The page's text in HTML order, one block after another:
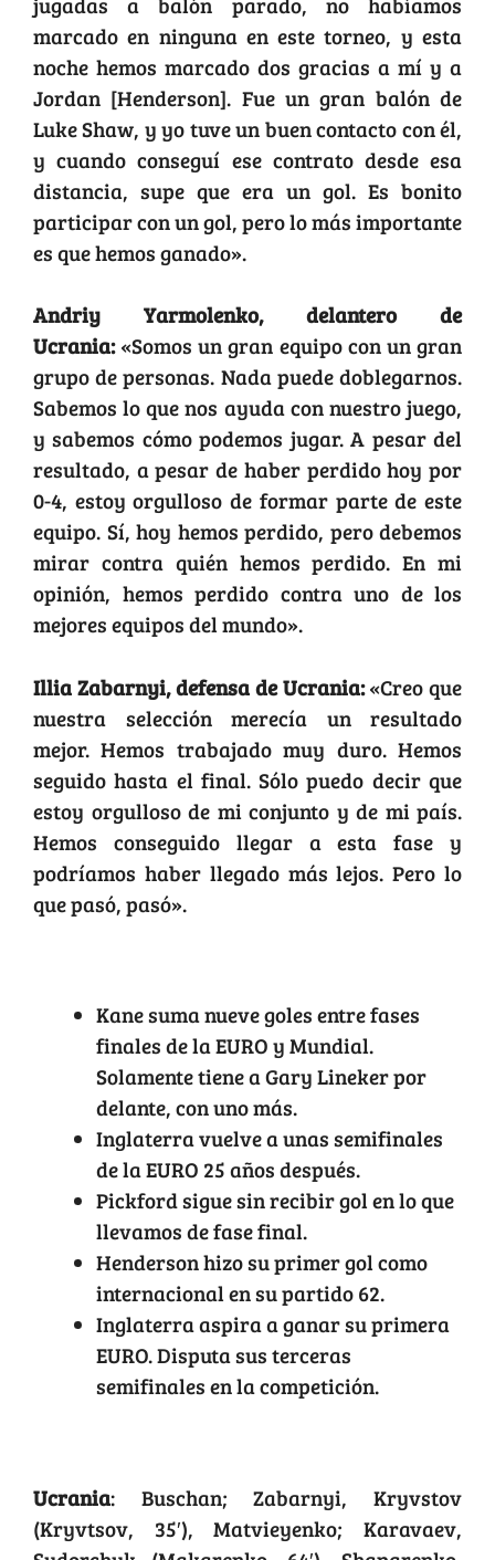
marcado en ninguna en este torneo, y esta
noche hemos marcado dos gracias a mí y a
Jordan [Henderson]. Fue un gran balón de
Luke Shaw, y yo tuve un buen contacto con él,
y cuando conseguí ese contrato desde esa
distancia, supe que era un gol. Es bonito
participar con un gol, pero lo más importante
es que hemos ganado».
Andriy Yarmolenko, delantero de
Ucrania:«Somos un gran equipo con un gran
grupo de personas. Nada puede doblegarnos.
Sabemos lo que nos ayuda con nuestro juego,
y sabemos cómo podemos jugar. A pesar del
resultado, a pesar de haber perdido hoy por
0-4, estoy orgulloso de formar parte de este
equipo. Sí, hoy hemos perdido, pero debemos
mirar contra quién hemos perdido. En mi
opinión, hemos perdido contra uno de los
mejores equipos del mundo».
Illia Zabarnyi, defensa de Ucrania:«Creo que
nuestra selección merecía un resultado
mejor. Hemos trabajado muy duro. Hemos
seguido hasta el final. Sólo puedo decir que
estoy orgulloso de mi conjunto y de mi país.
Hemos conseguido llegar a esta fase y
podríamos haber llegado más lejos. Pero lo
que pasó, pasó».
Kane suma nueve goles entre fases
finales de la EURO y Mundial.
Solamente tiene a Gary Lineker por
delante, con uno más.
Inglaterra vuelve a unas semifinales
de la EURO 25 años después.
Pickford sigue sin recibir gol en lo que
llevamos de fase final.
Henderson hizo su primer gol como
internacional en su partido 62.
Inglaterra aspira a ganar su primera
EURO. Disputa sus terceras
semifinales en la competición.
Ucrania: Buschan; Zabarnyi, Kryvstov
(Kryvtsov, 35′), Matvieyenko; Karavaev,